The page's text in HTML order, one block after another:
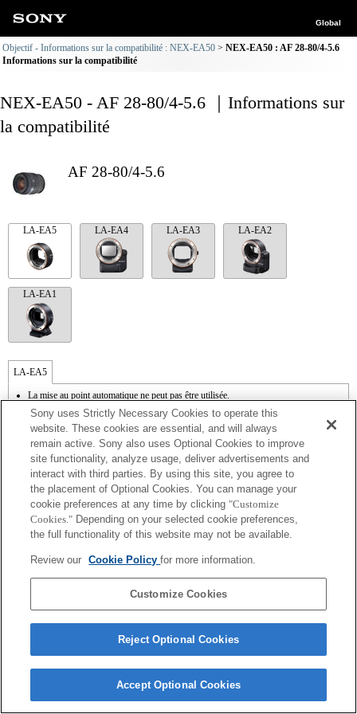
Global
Objectif - Informations sur la compatibilité : NEX-EA50
NEX-EA50 : AF 28-80/4-5.6
Informations sur la compatibilité
NEX-EA50 - AF 28-80/4-5.6 ｜Informations sur
la compatibilité
AF 28-80/4-5.6
LA-EA5 LA-EA4 LA-EA3 LA-EA2
LA-EA1
LA-EA5
La mise au point automatique ne peut pas être utilisée.
Disponible avec une bague d'adaptation d'objectif.
Le mode SteadyShot n'est pas pris en charge.
Les bruits émis par l'objectif, notamment lorsqu'il effectue un zoom ou une mise au
point, sont susceptibles d'être enregistrés lors d'un enregistrement vidéo.
Modifier le diaphragme pendant l'enregistrement peut générer du bruit ou rendre
l'écran plus lumineux pendant l'utilisation.
Contact Us
Copyright 2026 Sony Corporation
Sony uses Strictly Necessary Cookies to operate this
website. These cookies are essential, and will always
remain active. Sony also uses Optional Cookies to improve
site functionality, analyze usage, deliver advertisements and
interact with third parties. By using this site, you agree to
the placement of Optional Cookies. You can manage your
cookie preferences at any time by clicking "Customize
Cookies." Depending on your selected cookie preferences,
the full functionality of this website may not be available.
Review our Cookie Policyfor more information.
Customize Cookies
Reject Optional Cookies
Accept Optional Cookies